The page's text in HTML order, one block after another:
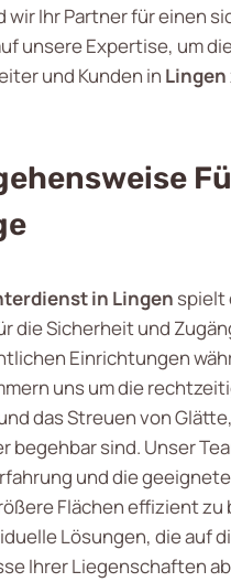
Ihr Partner für einen
unsere Expertise, um
und Kunden in Lingen
in Lingen spielt
die Sicherheit und
Einrichtungen
uns um die
das Streuen von
begehbar sind. Unser
und die
Flächen effizient zu
Lösungen, die auf
Ihrer Liegenschaften